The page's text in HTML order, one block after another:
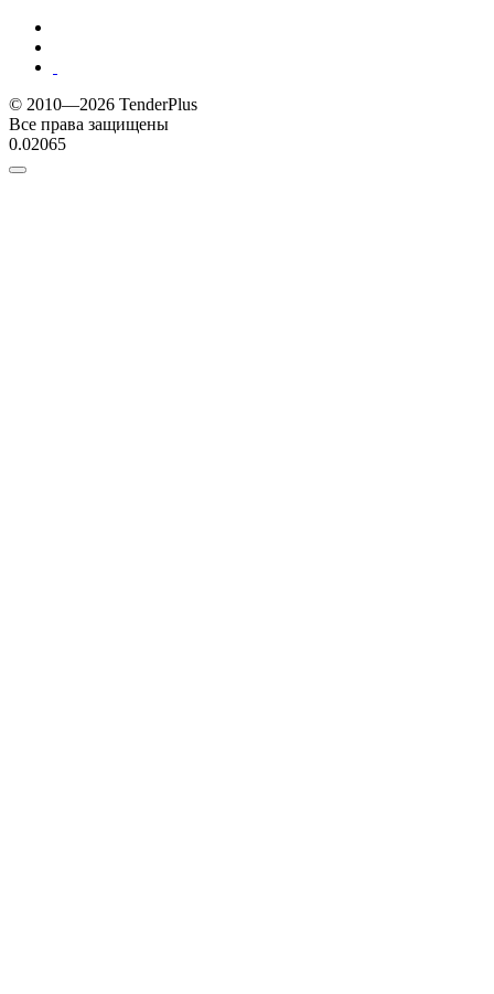
© 2010—2026 TenderPlus
Все права защищены
0.02065